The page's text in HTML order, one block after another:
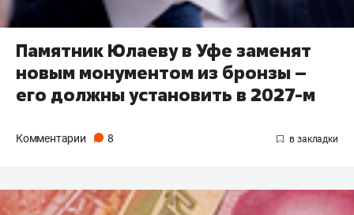
Памятник Юлаеву в Уфе заменят
новым монументом из бронзы –
его должны установить в 2027-м
Комментарии 8